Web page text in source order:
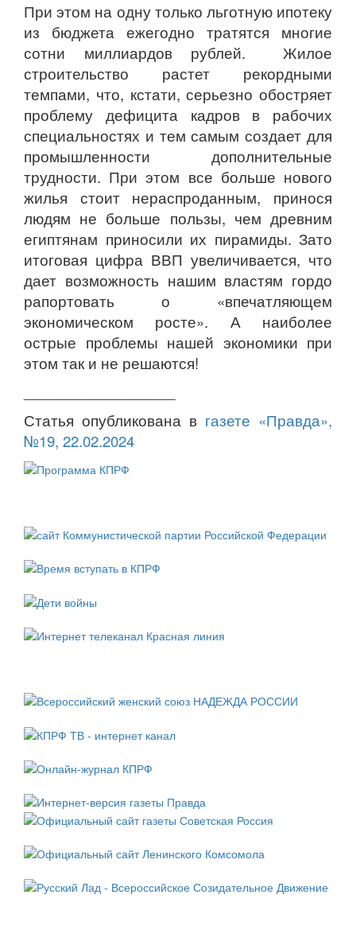
При этом на одну только льготную ипотеку
из бюджета ежегодно тратятся многие
сотни миллиардов рублей. Жилое
строительство растет рекордными
темпами, что, кстати, серьезно обостряет
проблему дефицита кадров в рабочих
специальностях и тем самым создает для
промышленности дополнительные
трудности. При этом все больше нового
жилья стоит нераспроданным, принося
людям не больше пользы, чем древним
египтянам приносили их пирамиды. Зато
итоговая цифра ВВП увеличивается, что
дает возможность нашим властям гордо
рапортовать о «впечатляющем
экономическом росте». А наиболее
острые проблемы нашей экономики при
этом так и не решаются!
Статья опубликована в газете «Правда»,
№19, 22.02.2024